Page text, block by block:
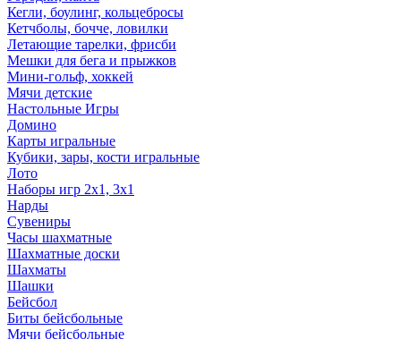
Кегли, боулинг, кольцебросы
Кетчболы, бочче, ловилки
Летающие тарелки, фрисби
Мешки для бега и прыжков
Мини-гольф, хоккей
Мячи детские
Настольные Игры
Домино
Карты игральные
Кубики, зары, кости игральные
Лото
Наборы игр 2х1, 3х1
Нарды
Сувениры
Часы шахматные
Шахматные доски
Шахматы
Шашки
Бейсбол
Биты бейсбольные
Мячи бейсбольные